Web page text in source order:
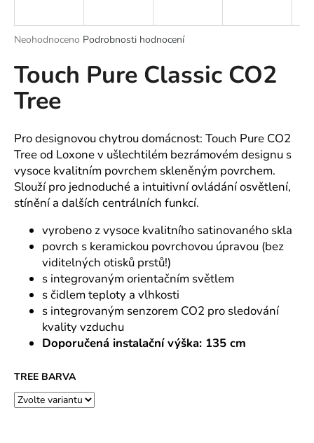
Průměrné
produktu
je
0,0
hvězdiček.
Neohodnoceno Podrobnosti hodnocení
Touch Pure Classic CO2
Tree
Pro designovou chytrou domácnost: Touch Pure CO2
Tree od Loxone v ušlechtilém bezrámovém designu s
vysoce kvalitním povrchem skleněným povrchem.
Slouží pro jednoduché a intuitivní ovládání osvětlení,
stínění a dalších centrálních funkcí.
vyrobeno z vysoce kvalitního satinovaného skla
povrch s keramickou povrchovou úpravou (bez
viditelných otisků prstů!)
s integrovaným orientačním světlem
s čidlem teploty a vlhkosti
s integrovaným senzorem CO2 pro sledování
kvality vzduchu
Doporučená instalační výška: 135 cm
TREE BARVA
j
t
?
HLEDAT
m
e